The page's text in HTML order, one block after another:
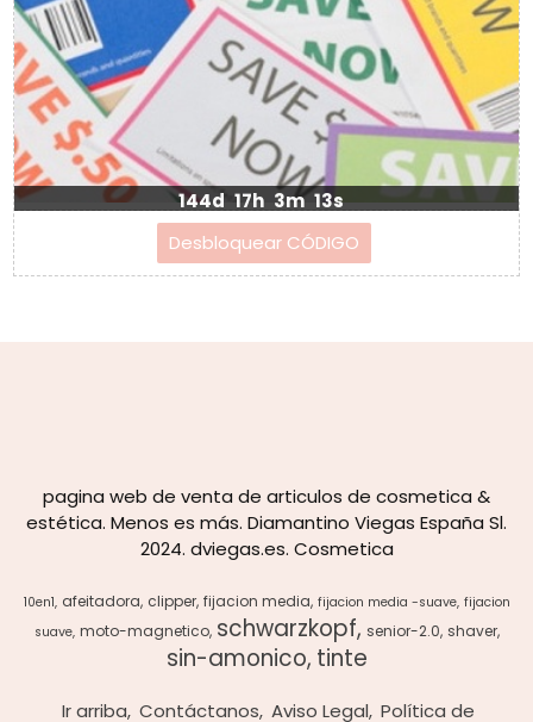
144d 17h 3m 13s
pagina web de venta de articulos de cosmetica &
estética. Menos es más. Diamantino Viegas España Sl.
2024. dviegas.es. Cosmetica
10en1 afeitadora clipper fijacion media fijacion media -suave fijacion
suave moto-magnetico schwarzkopf senior-2.0 shaver
sin-amonico tinte
Ir arriba Contáctanos Aviso Legal Política de